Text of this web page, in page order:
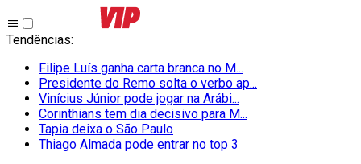
Tendências:
Filipe Luís ganha carta branca no M...
Presidente do Remo solta o verbo ap...
Vinícius Júnior pode jogar na Arábi...
Corinthians tem dia decisivo para M...
Tapia deixa o São Paulo
Thiago Almada pode entrar no top 3